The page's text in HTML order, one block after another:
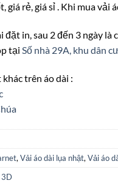
giá rẻ, giá sỉ . Khi mua vải
đặt in, sau 2 đến 3 ngày
tại Số nhà 29A, khu dân
trên áo dài :
, Vải áo dài lụa nhật, Vải áo
3D